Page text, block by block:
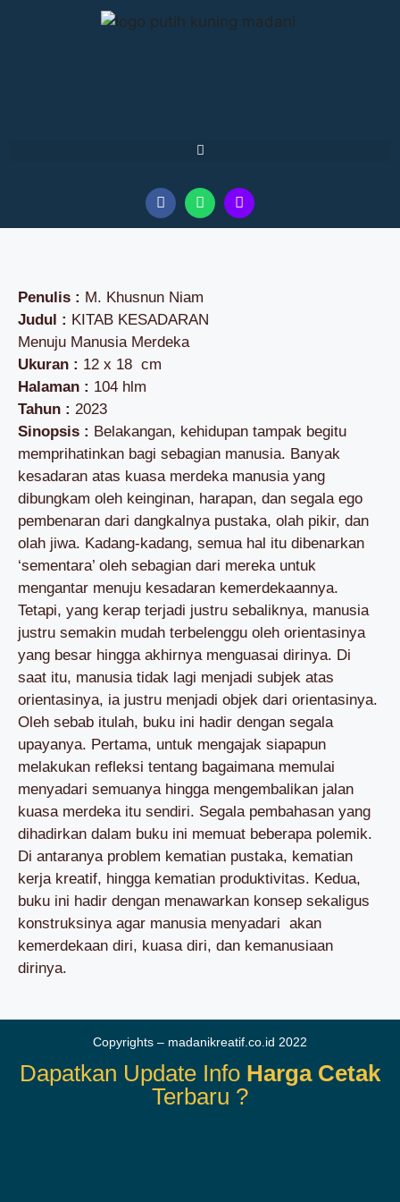
Penulis : M. Khusnun Niam
Judul : KITAB KESADARAN
Menuju Manusia Merdeka
Ukuran : 12 x 18 cm
Halaman : 104 hlm
Tahun : 2023
Sinopsis : Belakangan, kehidupan tampak begitu
memprihatinkan bagi sebagian manusia. Banyak
kesadaran atas kuasa merdeka manusia yang
dibungkam oleh keinginan, harapan, dan segala ego
pembenaran dari dangkalnya pustaka, olah pikir, dan
olah jiwa. Kadang-kadang, semua hal itu dibenarkan
‘sementara’ oleh sebagian dari mereka untuk
mengantar menuju kesadaran kemerdekaannya.
Tetapi, yang kerap terjadi justru sebaliknya, manusia
justru semakin mudah terbelenggu oleh orientasinya
yang besar hingga akhirnya menguasai dirinya. Di
saat itu, manusia tidak lagi menjadi subjek atas
orientasinya, ia justru menjadi objek dari orientasinya.
Oleh sebab itulah, buku ini hadir dengan segala
upayanya. Pertama, untuk mengajak siapapun
melakukan refleksi tentang bagaimana memulai
menyadari semuanya hingga mengembalikan jalan
kuasa merdeka itu sendiri. Segala pembahasan yang
dihadirkan dalam buku ini memuat beberapa polemik.
Di antaranya problem kematian pustaka, kematian
kerja kreatif, hingga kematian produktivitas. Kedua,
buku ini hadir dengan menawarkan konsep sekaligus
konstruksinya agar manusia menyadari akan
kemerdekaan diri, kuasa diri, dan kemanusiaan
dirinya.
Copyrights – madanikreatif.co.id 2022
Dapatkan Update Info Harga Cetak
Terbaru ?